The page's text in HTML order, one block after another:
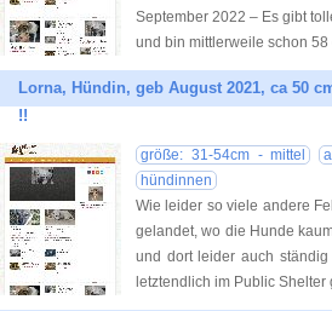
September 2022 – Es gibt
und bin mittlerweile schon
Lorna, Hündin, geb August 2021, ca 50
!!
größe: 31-54cm - mittel
hündinnen
Wie leider so viele andere
gelandet, wo die Hunde
und dort leider auch
letztendlich im Public